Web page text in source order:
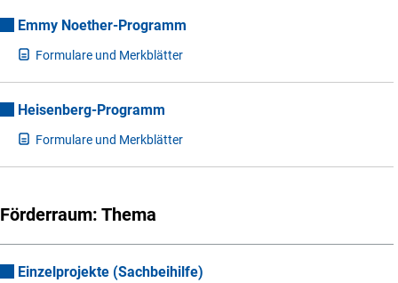
Emmy Noether-Programm
Formulare und Merkblätter
Heisenberg-Programm
Formulare und Merkblätter
Förderraum: Thema
Einzelprojekte (Sachbeihilfe)